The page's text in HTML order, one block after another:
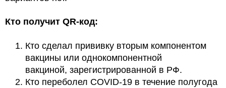
Кто получит QR-код:
Кто сделал прививку вторым компонентом
вакцины или однокомпонентной
вакциной, зарегистрированной в РФ.
Кто переболел COVID-19 в течение полугода